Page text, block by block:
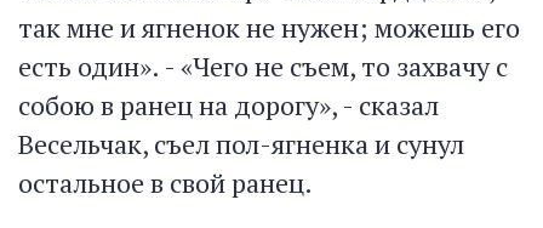
так мне и ягненок не нужен; можешь его
есть один». - «Чего не съем, то захвачу с
собою в ранец на дорогу», - сказал
Весельчак, съел пол-ягненка и сунул
остальное в свой ранец.